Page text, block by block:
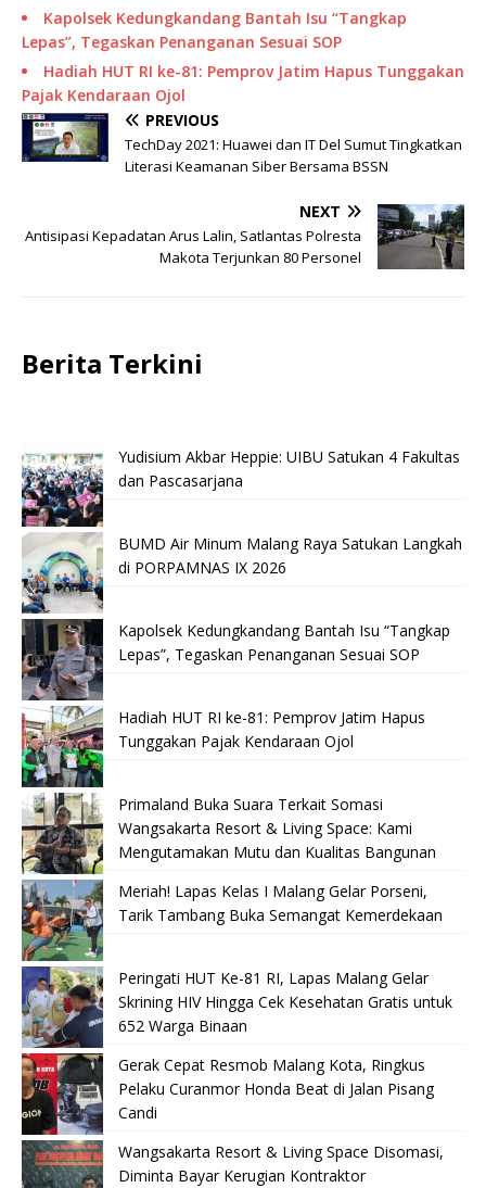
Kapolsek Kedungkandang Bantah Isu “Tangkap
Lepas”, Tegaskan Penanganan Sesuai SOP
Hadiah HUT RI ke-81: Pemprov Jatim Hapus Tunggakan
Pajak Kendaraan Ojol
PREVIOUS
TechDay 2021: Huawei dan IT Del Sumut Tingkatkan
Literasi Keamanan Siber Bersama BSSN
NEXT
Antisipasi Kepadatan Arus Lalin, Satlantas Polresta
Makota Terjunkan 80 Personel
Berita Terkini
Yudisium Akbar Heppie: UIBU Satukan 4 Fakultas
dan Pascasarjana
BUMD Air Minum Malang Raya Satukan Langkah
di PORPAMNAS IX 2026
Kapolsek Kedungkandang Bantah Isu “Tangkap
Lepas”, Tegaskan Penanganan Sesuai SOP
Hadiah HUT RI ke-81: Pemprov Jatim Hapus
Tunggakan Pajak Kendaraan Ojol
Primaland Buka Suara Terkait Somasi
Wangsakarta Resort & Living Space: Kami
Mengutamakan Mutu dan Kualitas Bangunan
Meriah! Lapas Kelas I Malang Gelar Porseni,
Tarik Tambang Buka Semangat Kemerdekaan
Peringati HUT Ke-81 RI, Lapas Malang Gelar
Skrining HIV Hingga Cek Kesehatan Gratis untuk
652 Warga Binaan
Gerak Cepat Resmob Malang Kota, Ringkus
Pelaku Curanmor Honda Beat di Jalan Pisang
Candi
Wangsakarta Resort & Living Space Disomasi,
Diminta Bayar Kerugian Kontraktor